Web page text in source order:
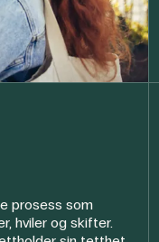
prosess som
hviler og skifter.